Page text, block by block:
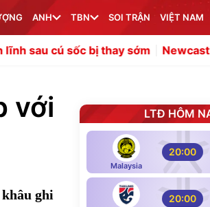
ANH TBN SOI TRẬN VIỆT NAM
bị thay sớm Newcastle từ chối bán
với
ghi
LTĐ HÔM
Malaysia
20:00
20:00